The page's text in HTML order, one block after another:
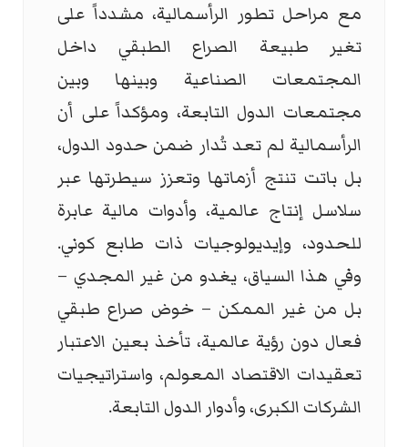
مع مراحل تطور الرأسمالية، مشدداً على
تغير طبيعة الصراع الطبقي داخل
المجتمعات الصناعية وبينها وبين
مجتمعات الدول التابعة، ومؤكداً على أن
الرأسمالية لم تعد تُدار ضمن حدود الدول،
بل باتت تنتج أزماتها وتعزز سيطرتها عبر
سلاسل إنتاج عالمية، وأدوات مالية عابرة
للحدود، وإيديولوجيات ذات طابع كوني.
وفي هذا السياق، يغدو من غير المجدي –
بل من غير الممكن – خوض صراع طبقي
فعال دون رؤية عالمية، تأخذ بعين الاعتبار
تعقيدات الاقتصاد المعولم، واستراتيجيات
الشركات الكبرى، وأدوار الدول التابعة.